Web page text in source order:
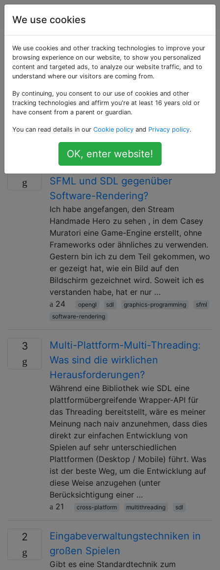
Spielentwicklung
Als «sdl» getaggte
Fragen
Simple DirectMedia Layer (SDL) ist eine
plattformübergreifende Multimedia-Bibliothek, die den
3D-Hardware über OpenGL und 2D-Video-Framebuffer
Welchen Vorteil haben OpenGL,
SFML und SDL gegenüber
Software-Rendering?
Ich habe angefangen, den Stream
Handmade Hero zu sehen , in dem Casey
Muratori eine Game-Engine erstellt, ohne
Frameworks oder ähnliches zu verwenden.
Gestern bin ich zu dem Teil gekommen, wo
er gezeigt hat, wie ein Bild auf den
Bildschirm gezeichnet wird. Soweit ich es
verstanden habe, hat er nur …
24
opengl sdl graphics-programming
sfml
software-rendering
3
Multi-Plattform-Multi-Threading:
Was sind die wirklichen
Herausforderungen?
Während eine Bibliothek wie SDL eine
plattformübergreifende Wrapper-API für
das Threading bereitstellt, wäre es meiner
Meinung nach naiv anzunehmen, dass dies
direkt zur einfachen Entwicklung von
Spielen auf sehr unterschiedlichen
Plattformen (Desktop / Mobile) führt. Was
ist der beste Weg, um die Entwicklung auf
diese Weise anzugehen (unter
Berücksichtigung einer …
21
cross-platform multithreading sdl
2
Eingabeverwaltungstechniken in
großen Spielen
Gibt es eine Standardtechnik zum
We use cookies
We use cookies and other tracking technologies to improve your
browsing experience on our website, to show you personalized
content and targeted ads, to analyze our website traffic, and to
understand where our visitors are coming from.
By continuing, you consent to our use of cookies and other
tracking technologies and affirm you're at least 16 years old or
have consent from a parent or guardian.
You can read details in our Cookie policy and Privacy policy.
OK, enter website!